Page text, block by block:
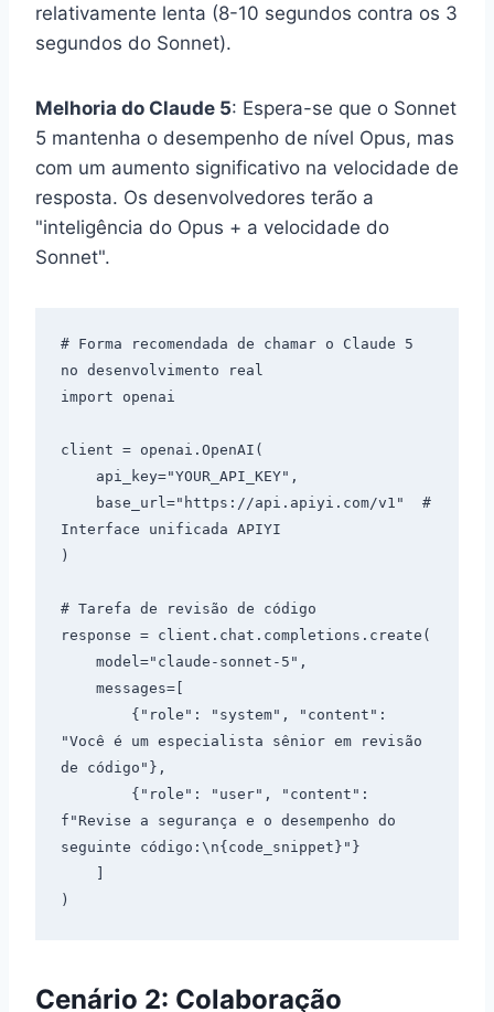
relativamente lenta (8-10 segundos contra os 3
segundos do Sonnet).
Melhoria do Claude 5: Espera-se que o Sonnet
5 mantenha o desempenho de nível Opus, mas
com um aumento significativo na velocidade de
resposta. Os desenvolvedores terão a
"inteligência do Opus + a velocidade do
Sonnet".
# Forma recomendada de chamar o Claude 5
no desenvolvimento real
import openai
client = openai.OpenAI(
Interface unificada APIYI
)
# Tarefa de revisão de código
response = client.chat.completions.create(
"Você é um especialista sênior em revisão
de código"},
f"Revise a segurança e o desempenho do
seguinte código:\n{code_snippet}"}
Cenário 2: Colaboração